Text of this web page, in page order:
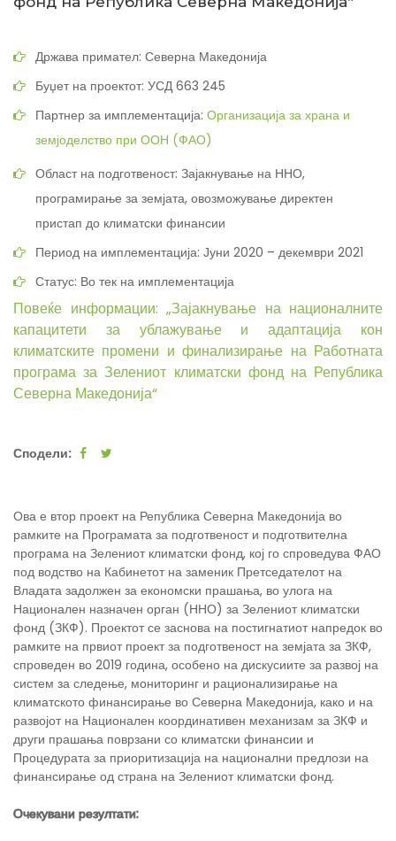
Држава примател: Северна Македонија
Буџет на проектот: УСД 663 245
Партнер за имплементација: Организација за храна и
земјоделство при ООН (ФАО)
Област на подготвеност: Зајакнување на ННО,
програмирање за земјата, овозможување директен
пристап до климатски финансии
Период на имплементација: Јуни 2020 – декември 2021
Статус: Во тек на имплементација
Повеќе информации: „Зајакнување на националните
капацитети за ублажување и адаптација кон
климатските промени и финализирање на Работната
програма за Зелениот климатски фонд на Република
Северна Македонија“
Сподели:
Ова е втор проект на Република Северна Македонија во
рамките на Програмата за подготвеност и подготвителна
програма на Зелениот климатски фонд, кој го спроведува ФАО
под водство на Кабинетот на заменик Претседателот на
Владата задолжен за економски прашања, во улога на
Национален назначен орган (ННО) за Зелениот климатски
фонд (ЗКФ). Проектот се заснова на постигнатиот напредок во
рамките на првиот проект за подготвеност на земјата за ЗКФ,
спроведен во 2019 година, особено на дискусиите за развој на
систем за следење, мониторинг и рационализирање на
климатското финансирање во Северна Македонија, како и на
развојот на Национален координативен механизам за ЗКФ и
други прашања поврзани со климатски финансии и
Процедурата за приоритизација на национални предлози на
финансирање од страна на Зелениот климатски фонд.
Очекувани резултати: